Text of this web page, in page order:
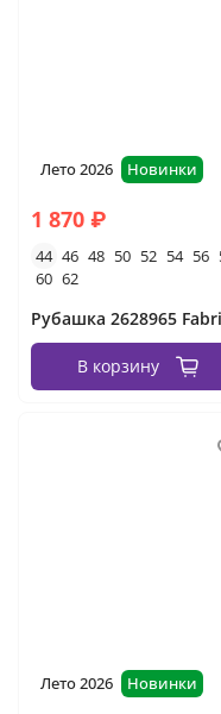
Лето 2026 Новинки
1 870 ₽
44 46 48 50 52 54 56
60 62
Рубашка 2628965
В корзину
Лето 2026 Новинки